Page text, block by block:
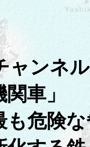
ャンネ
車」
も危険